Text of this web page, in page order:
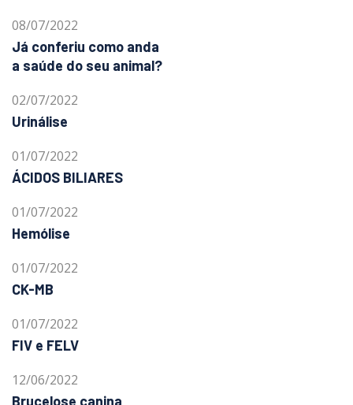
08/07/2022
Já conferiu como anda
a saúde do seu animal?
02/07/2022
Urinálise
01/07/2022
ÁCIDOS BILIARES
01/07/2022
Hemólise
01/07/2022
CK-MB
01/07/2022
FIV e FELV
12/06/2022
Brucelose canina